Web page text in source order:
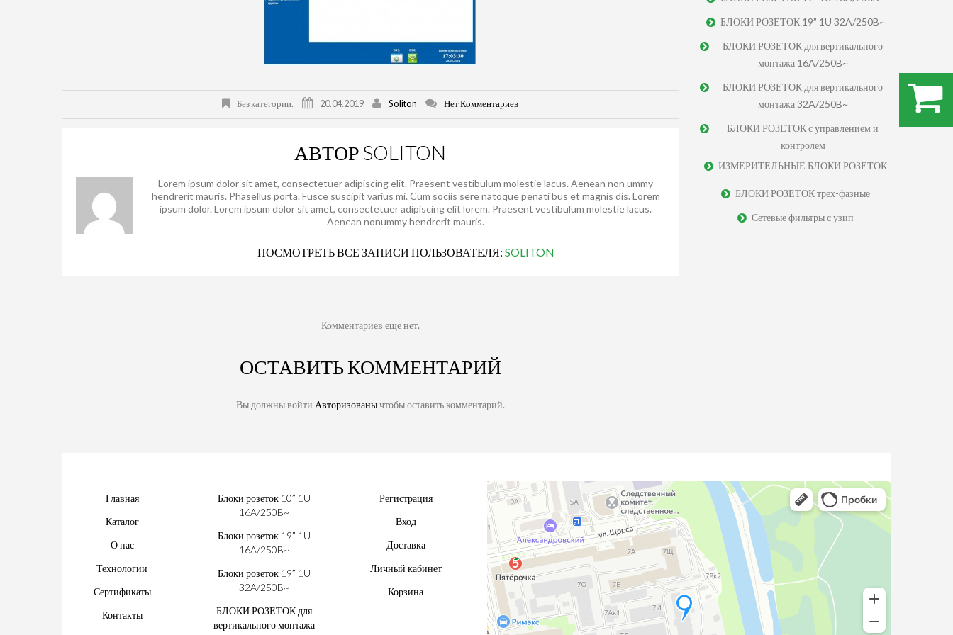
Без категории. 20.04.2019 Soliton Нет Комментариев
АВТОР SOLITON
Lorem ipsum dolor sit amet, consectetuer adipiscing elit. Praesent vestibulum molestie lacus. Aenean non ummy
hendrerit mauris. Phasellus porta. Fusce suscipit varius mi. Cum sociis sere natoque penati bus et magnis dis. Lorem
ipsum dolor. Lorem ipsum dolor sit amet, consectetuer adipiscing elit lorem. Praesent vestibulum molestie lacus.
Aenean nonummy hendrerit mauris.
ПОСМОТРЕТЬ ВСЕ ЗАПИСИ ПОЛЬЗОВАТЕЛЯ: SOLITON
Комментариев еще нет.
ОСТАВИТЬ КОММЕНТАРИЙ
Вы должны войти Авторизованычтобы оставить комментарий.
БЛОКИ РОЗЕТОК 19” 1U 32A/250B~
БЛОКИ РОЗЕТОК для вертикального
монтажа 16A/250B~
БЛОКИ РОЗЕТОК для вертикального
монтажа 32A/250B~
БЛОКИ РОЗЕТОК с управлением и
контролем
ИЗМЕРИТЕЛЬНЫЕ БЛОКИ РОЗЕТОК
БЛОКИ РОЗЕТОК трех-фазные
Сетевые фильтры с узип
Главная
Каталог
О нас
Технологии
Сертификаты
Контакты
Блоки розеток 10” 1U
16A/250B~
Блоки розеток 19” 1U
16A/250B~
Блоки розеток 19” 1U
32A/250B~
БЛОКИ РОЗЕТОК для
вертикального монтажа
Регистрация
Вход
Доставка
Личный кабинет
Корзина